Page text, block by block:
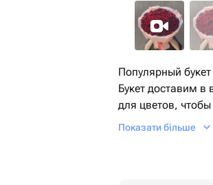
Популярный
Букет доставим
для цветов,
Показати більше